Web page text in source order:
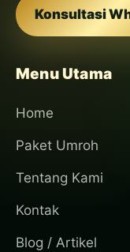
Konsultasi
Menu Utama
Home
Paket Umroh
Tentang Kami
Kontak
Blog / Artikel